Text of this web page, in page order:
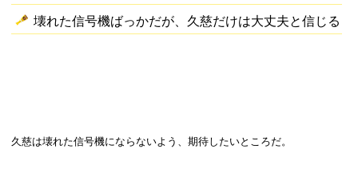
壊れた信号機ばっかだが、久慈だけは大丈夫と信じる
久慈は壊れた信号機にならないよう、期待したいところだ。